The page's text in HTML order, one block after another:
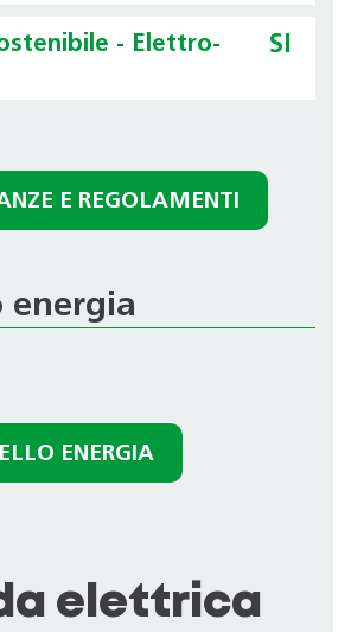
- Elettro-
SI
E REGOLAMENTI
energia
ENERGIA
elettrica